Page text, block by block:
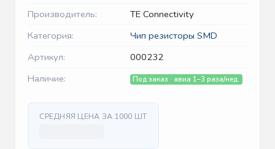
Производитель:
TE Connectivity
Категория:
Чип резисторы SMD
Артикул:
000232
Наличие:
Под заказ · авиа 1–3 раза/нед.
СРЕДНЯЯ ЦЕНА ЗА 1000 ШТ